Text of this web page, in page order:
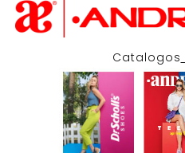
Catalogos